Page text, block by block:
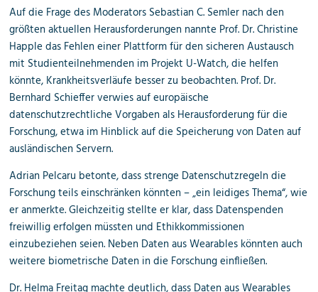
Auf die Frage des Moderators Sebastian C. Semler nach den
größten aktuellen Herausforderungen nannte Prof. Dr. Christine
Happle das Fehlen einer Plattform für den sicheren Austausch
mit Studienteilnehmenden im Projekt U-Watch, die helfen
könnte, Krankheitsverläufe besser zu beobachten. Prof. Dr.
Bernhard Schieffer verwies auf europäische
datenschutzrechtliche Vorgaben als Herausforderung für die
Forschung, etwa im Hinblick auf die Speicherung von Daten auf
ausländischen Servern.
Adrian Pelcaru betonte, dass strenge Datenschutzregeln die
Forschung teils einschränken könnten – „ein leidiges Thema“, wie
er anmerkte. Gleichzeitig stellte er klar, dass Datenspenden
freiwillig erfolgen müssten und Ethikkommissionen
einzubeziehen seien. Neben Daten aus Wearables könnten auch
weitere biometrische Daten in die Forschung einfließen.
Dr. Helma Freitag machte deutlich, dass Daten aus Wearables